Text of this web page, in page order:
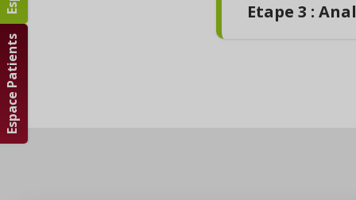
Etape 3 :
Espace Patients